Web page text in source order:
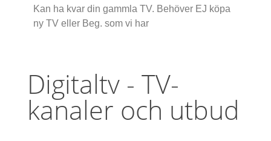
Kan ha kvar din gammla TV. Behöver EJ köpa
ny TV eller Beg. som vi har
Digitaltv - TV-
kanaler och utbud